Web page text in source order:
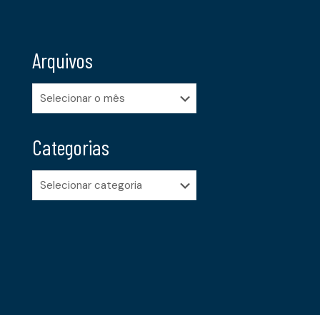
Arquivos
Arquivos
Categorias
Categorias